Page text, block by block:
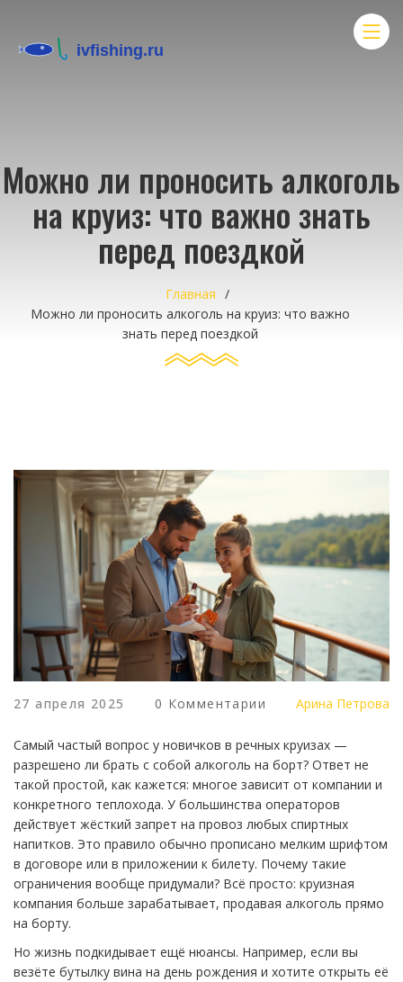
Можно ли проносить алкоголь
на круиз: что важно знать
перед поездкой
Главная
Можно ли проносить алкоголь на круиз: что важно
знать перед поездкой
27 апреля 2025 0 Комментарии Арина Петрова
Самый частый вопрос у новичков в речных круизах —
разрешено ли брать с собой алкоголь на борт? Ответ не
такой простой, как кажется: многое зависит от компании и
конкретного теплохода. У большинства операторов
действует жёсткий запрет на провоз любых спиртных
напитков. Это правило обычно прописано мелким шрифтом
в договоре или в приложении к билету. Почему такие
ограничения вообще придумали? Всё просто: круизная
компания больше зарабатывает, продавая алкоголь прямо
на борту.
Но жизнь подкидывает ещё нюансы. Например, если вы
везёте бутылку вина на день рождения и хотите открыть её